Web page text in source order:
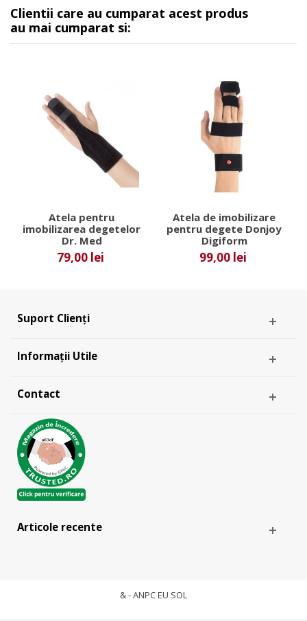
Clientii care au cumparat acest produs
au mai cumparat si:
Atela pentru
imobilizarea degetelor
Dr. Med
79,00 lei
Atela de imobilizare
pentru degete Donjoy
Digiform
99,00 lei
Suport Clienți
Informații Utile
Contact
Articole recente
& -ANPCEU SOL